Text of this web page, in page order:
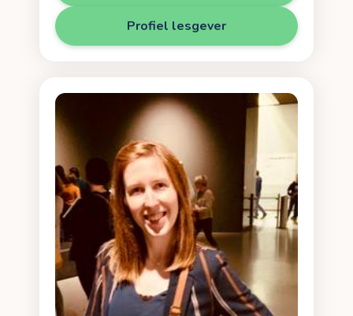
Profiel lesgever